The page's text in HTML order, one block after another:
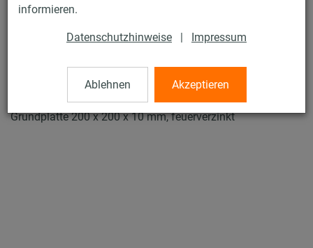
informieren.
Datenschutzhinweise | Impressum
Ablehnen Akzeptieren
MPT-Konsolen Q80
MPT-Konsole Q80, 2,0 mm, Länge: 500 mm, mit
Grundplatte 200 x 200 x 10 mm, feuerverzinkt